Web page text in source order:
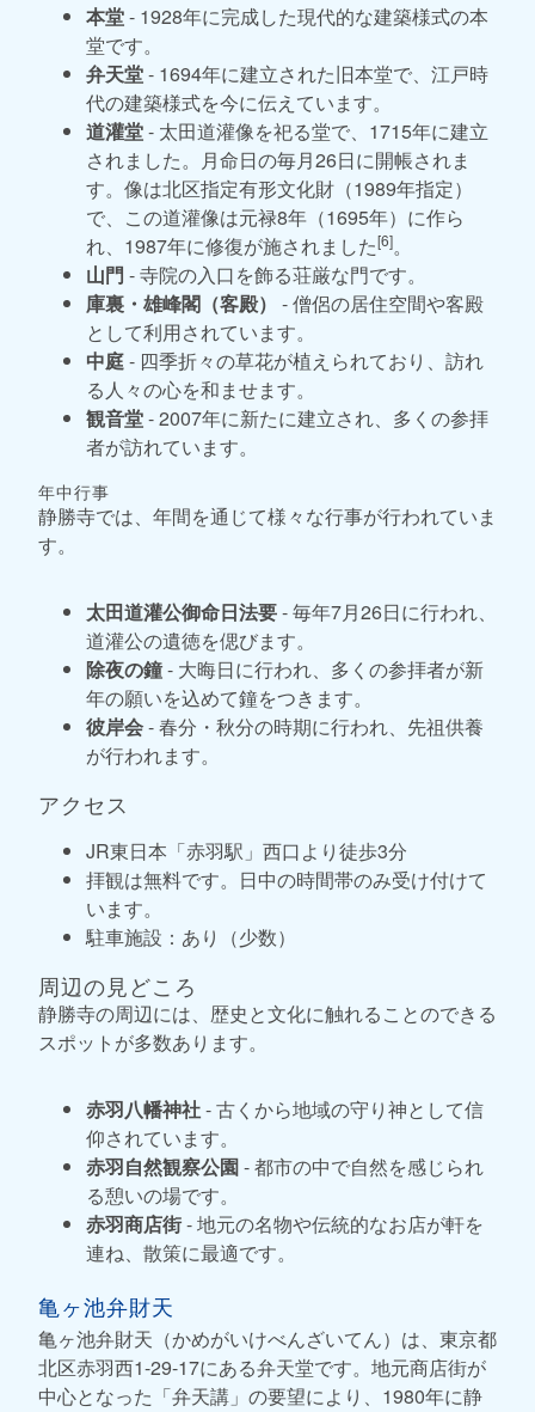
本堂- 1928年に完成した現代的な建築様式の本
堂です。
弁天堂- 1694年に建立された旧本堂で、江戸時
代の建築様式を今に伝えています。
道灌堂- 太田道灌像を祀る堂で、1715年に建立
されました。月命日の毎月26日に開帳されま
す。像は北区指定有形文化財（1989年指定）
で、この道灌像は元禄8年（1695年）に作ら
れ、1987年に修復が施されました[6]。
山門 - 寺院の入口を飾る荘厳な門です。
庫裏・雄峰閣（客殿） - 僧侶の居住空間や客殿
として利用されています。
中庭- 四季折々の草花が植えられており、訪れ
る人々の心を和ませます。
観音堂- 2007年に新たに建立され、多くの参拝
者が訪れています。
年中行事
静勝寺では、年間を通じて様々な行事が行われていま
す。
太田道灌公御命日法要- 毎年7月26日に行われ、
道灌公の遺徳を偲びます。
除夜の鐘- 大晦日に行われ、多くの参拝者が新
年の願いを込めて鐘をつきます。
彼岸会- 春分・秋分の時期に行われ、先祖供養
が行われます。
アクセス
JR東日本「赤羽駅」西口より徒歩3分
拝観は無料です。日中の時間帯のみ受け付けて
います。
駐車施設：あり（少数）
周辺の見どころ
静勝寺の周辺には、歴史と文化に触れることのできる
スポットが多数あります。
赤羽八幡神社- 古くから地域の守り神として信
仰されています。
赤羽自然観察公園- 都市の中で自然を感じられ
る憩いの場です。
赤羽商店街- 地元の名物や伝統的なお店が軒を
連ね、散策に最適です。
亀ヶ池弁財天
亀ヶ池弁財天（かめがいけべんざいてん）は、東京都
北区赤羽西1-29-17にある弁天堂です。地元商店街が
中心となった「弁天講」の要望により、1980年に静